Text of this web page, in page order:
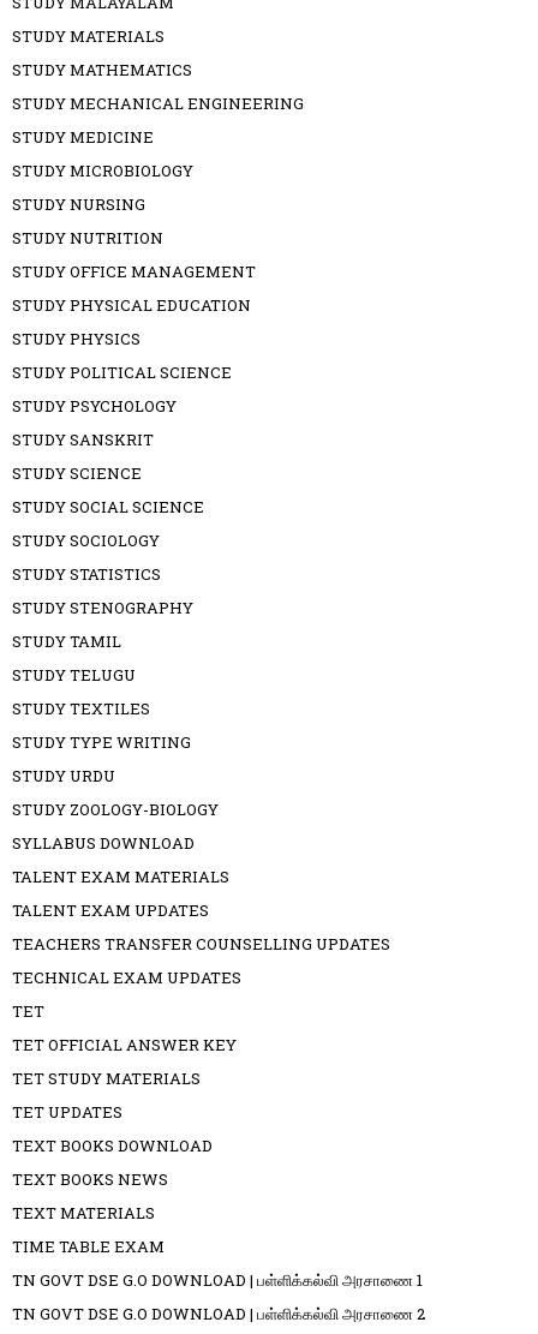
STUDY MATERIALS
STUDY MATHEMATICS
STUDY MECHANICAL ENGINEERING
STUDY MEDICINE
STUDY MICROBIOLOGY
STUDY NURSING
STUDY NUTRITION
STUDY OFFICE MANAGEMENT
STUDY PHYSICAL EDUCATION
STUDY PHYSICS
STUDY POLITICAL SCIENCE
STUDY PSYCHOLOGY
STUDY SANSKRIT
STUDY SCIENCE
STUDY SOCIAL SCIENCE
STUDY SOCIOLOGY
STUDY STATISTICS
STUDY STENOGRAPHY
STUDY TAMIL
STUDY TELUGU
STUDY TEXTILES
STUDY TYPE WRITING
STUDY URDU
STUDY ZOOLOGY-BIOLOGY
SYLLABUS DOWNLOAD
TALENT EXAM MATERIALS
TALENT EXAM UPDATES
TEACHERS TRANSFER COUNSELLING UPDATES
TECHNICAL EXAM UPDATES
TET
TET OFFICIAL ANSWER KEY
TET STUDY MATERIALS
TET UPDATES
TEXT BOOKS DOWNLOAD
TEXT BOOKS NEWS
TEXT MATERIALS
TIME TABLE EXAM
TN GOVT DSE G.O DOWNLOAD | பள்ளிக்கல்வி அரசாணை 1
TN GOVT DSE G.O DOWNLOAD | பள்ளிக்கல்வி அரசாணை 2